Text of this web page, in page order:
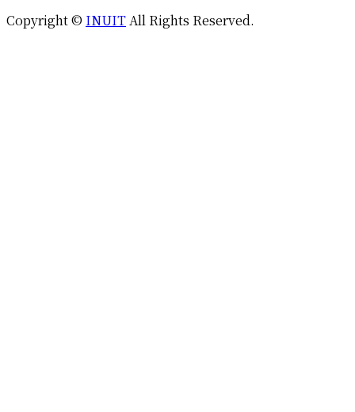
Copyright © INUITAll Rights Reserved.